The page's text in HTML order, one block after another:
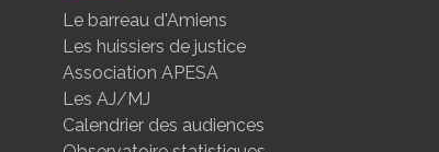
Le barreau d'Amiens
Les huissiers de justice
Association APESA
Les AJ/MJ
Calendrier des audiences